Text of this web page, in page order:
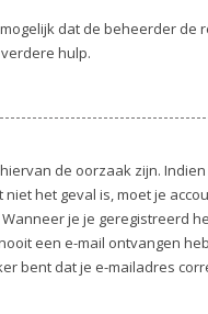
dat de beheerder de
hulp.
de oorzaak zijn. Indien
het geval is, moet je
je je geregistreerd
een e-mail ontvangen
bent dat je e-mailadres